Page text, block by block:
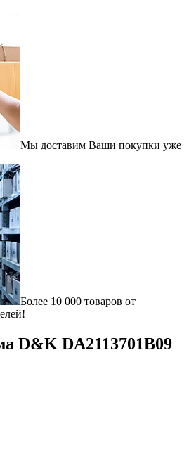
Мы доставим Ваши покупки уже
Более 10 000 товаров от
D&K DA2113701B09